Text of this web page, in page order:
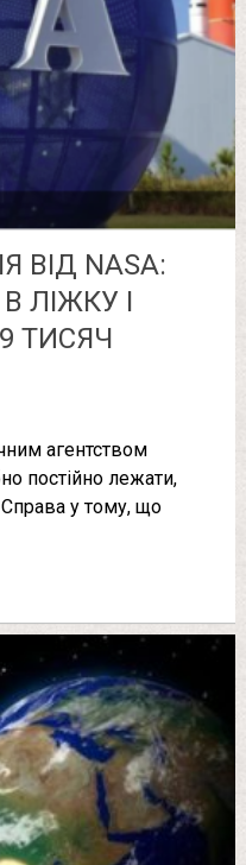
ВІД NASA:
ЛІЖКУ І
ТИСЯЧ
агентством
постійно лежати,
у тому, що